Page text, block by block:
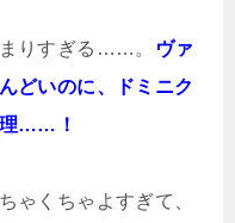
りすぎる……。
ヴァ
どいのに、ドミニク
理……！
ゃくちゃよすぎて、